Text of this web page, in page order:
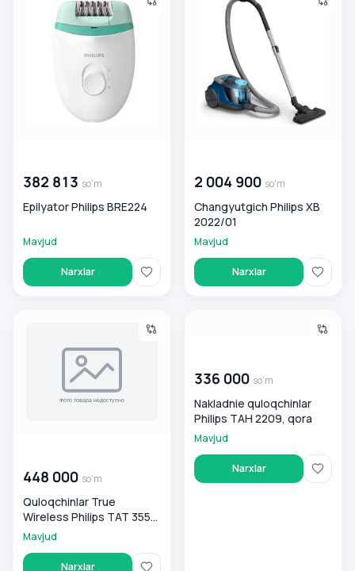
382 813 so'm
Epilyator Philips BRE224
Mavjud
Narxlar
2 004 900 so'm
Changyutgich Philips XB
2022/01
Mavjud
Narxlar
448 000 so'm
Quloqchinlar True
Wireless Philips TAT 3559,
oq
Mavjud
Narxlar
336 000 so'm
Nakladnie quloqchinlar
Philips TAH 2209, qora
Mavjud
Narxlar